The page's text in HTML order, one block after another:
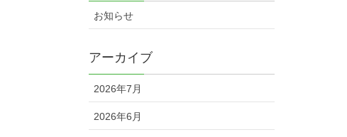
お知らせ
アーカイブ
2026年7月
2026年6月